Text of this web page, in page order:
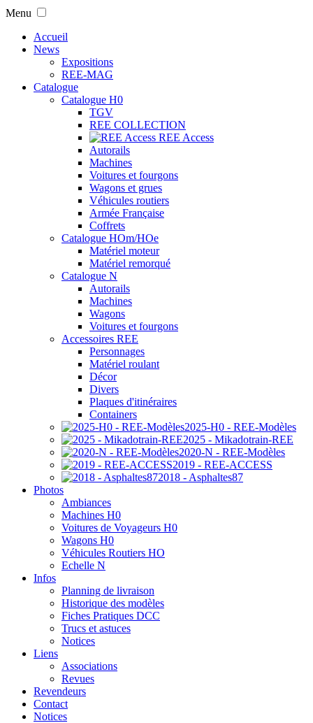
Menu
Accueil
News
Expositions
REE-MAG
Catalogue
Catalogue H0
TGV
REE COLLECTION
REE Access
Autorails
Machines
Voitures et fourgons
Wagons et grues
Véhicules routiers
Armée Française
Coffrets
Catalogue HOm/HOe
Matériel moteur
Matériel remorqué
Catalogue N
Autorails
Machines
Wagons
Voitures et fourgons
Accessoires REE
Personnages
Matériel roulant
Décor
Divers
Plaques d'itinéraires
Containers
2025-H0 - REE-Modèles
2025 - Mikadotrain-REE
2020-N - REE-Modèles
2019 - REE-ACCESS
2018 - Asphaltes87
Photos
Ambiances
Machines H0
Voitures de Voyageurs H0
Wagons H0
Véhicules Routiers HO
Echelle N
Infos
Planning de livraison
Historique des modèles
Fiches Pratiques DCC
Trucs et astuces
Notices
Liens
Associations
Revues
Revendeurs
Contact
Notices